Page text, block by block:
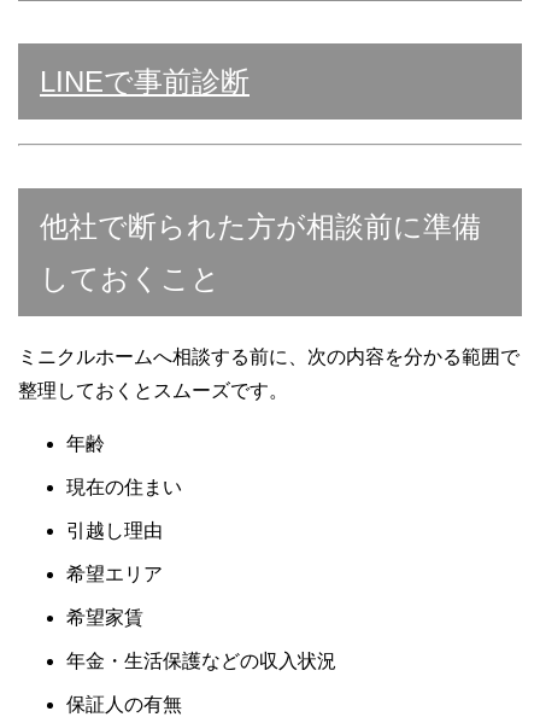
LINEで事前診断
他社で断られた方が相談前に準備
しておくこと
ミニクルホームへ相談する前に、次の内容を分かる範囲で
整理しておくとスムーズです。
年齢
現在の住まい
引越し理由
希望エリア
希望家賃
年金・生活保護などの収入状況
保証人の有無